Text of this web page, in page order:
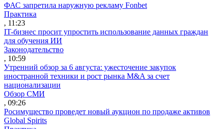
ФАС запретила наружную рекламу Fonbet
Практика
, 11:23
IT-бизнес просит упростить использование данных граждан
для обучения ИИ
Законодательство
, 10:59
Утренний обзор за 6 августа: ужесточение закупок
иностранной техники и рост рынка M&A за счет
национализации
Обзор СМИ
, 09:26
Росимущество проведет новый аукцион по продаже активов
Global Spirits